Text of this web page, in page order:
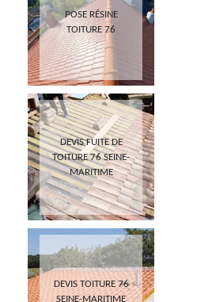
POSE RÉSINE
TOITURE 76
DEVIS FUITE DE
TOITURE 76 SEINE-
MARITIME
DEVIS TOITURE 76
SEINE-MARITIME